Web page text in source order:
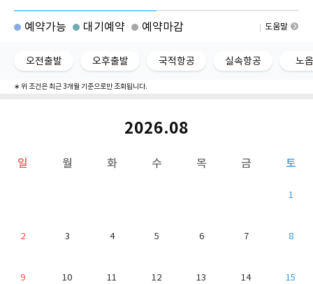
예약가능 대기예약 예약마감 도움말
오전출발 오후출발 국적항공 실속항공 노
∗ 위 조건은 최근 3개월 기준으로만 조회됩니다.
2026.08
일 월 화 수 목 금 토
1
2 3 4 5 6 7 8
9 10 11 12 13 14 15